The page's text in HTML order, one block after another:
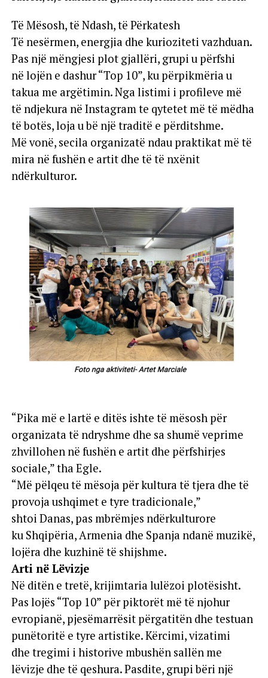
Të Mësosh, të Ndash, të Përkatesh
Të nesërmen, energjia dhe kurioziteti vazhduan.
Pas një mëngjesi plot gjallëri, grupi u përfshi
në lojën e dashur “Top 10”, ku përpikmëria u
takua me argëtimin. Nga listimi i profileve më
të ndjekura në Instagram te qytetet më të mëdha
të botës, loja u bë një traditë e përditshme.
Më vonë, secila organizatë ndau praktikat më të
mira në fushën e artit dhe të të nxënit
ndërkulturor.
“Pika më e lartë e ditës ishte të mësosh për
organizata të ndryshme dhe sa shumë veprime
zhvillohen në fushën e artit dhe përfshirjes
sociale,” tha Egle.
“Më pëlqeu të mësoja për kultura të tjera dhe të
provoja ushqimet e tyre tradicionale,”
shtoi Danas, pas mbrëmjes ndërkulturore
ku Shqipëria, Armenia dhe Spanja ndanë muzikë,
lojëra dhe kuzhinë të shijshme.
Arti në Lëvizje
Në ditën e tretë, krijimtaria lulëzoi plotësisht.
Pas lojës “Top 10” për piktorët më të njohur
evropianë, pjesëmarrësit përgatitën dhe testuan
punëtoritë e tyre artistike. Kërcimi, vizatimi
dhe tregimi i historive mbushën sallën me
lëvizje dhe të qeshura. Pasdite, grupi bëri një